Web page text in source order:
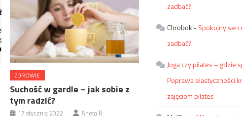
ZDROWIE
Suchość w gardle – jak sobie z
tym radzić?
17 stycznia 2022 Aneta R.
zadbać?
Chrobok -Spokojny sen
zadbać?
Joga czy pilates – gdzie
Poprawa elastyczności
zajęciom pilates